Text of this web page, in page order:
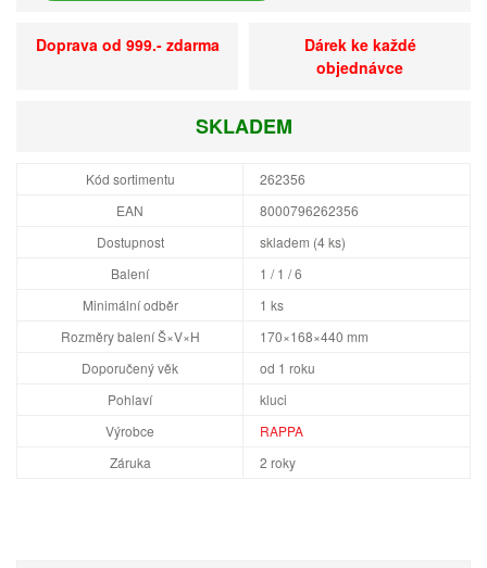
Doprava od 999.- zdarma
Dárek ke každé
objednávce
SKLADEM
Kód sortimentu
262356
EAN
8000796262356
Dostupnost
skladem (4 ks)
Balení
1 / 1 / 6
Minimální odběr
1 ks
Rozměry balení Š×V×H
170×168×440 mm
Doporučený věk
od 1 roku
Pohlaví
kluci
Výrobce
RAPPA
Záruka
2 roky